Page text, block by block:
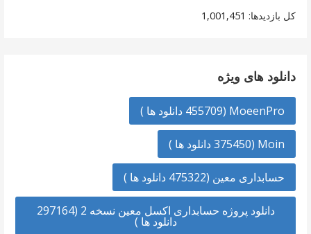
کل بازدیدها: 1,001,451
دانلود های ویژه
MoeenPro (455709 دانلود ها )
Moin (375450 دانلود ها )
حسابداری معین (475322 دانلود ها )
دانلود پروژه حسابداری اکسل معین نسخه 2 (297164
دانلود ها )